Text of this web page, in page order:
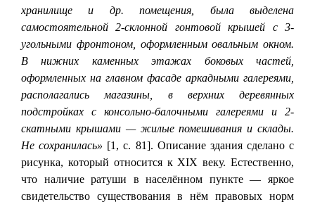
хранилище и др. помещения, была выделена
самостоятельной 2-склонной гонтовой крышей с 3-
угольными фронтоном, оформленным овальным окном.
В нижних каменных этажах боковых частей,
оформленных на главном фасаде аркадными галереями,
располагались магазины, в верхних деревянных
подстройках с консольно-балочными галереями и 2-
скатными крышами — жилые помешивания и склады.
Не сохранилась» [1, с. 81]. Описание здания сделано с
рисунка, который относится к XIX веку. Естественно,
что наличие ратуши в населённом пункте — яркое
свидетельство существования в нём правовых норм